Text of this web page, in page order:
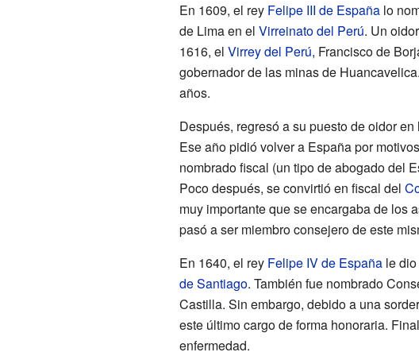
En 1609, el rey Felipe III de Españalo
de Lima en el Virreinato del Perú. Un
1616, el Virrey del Perú, Francisco de
gobernador de las minas de
años.
Después, regresó a su puesto de oidor
Ese año pidió volver a España por
nombrado fiscal (un tipo de abogado del
Poco después, se convirtió en fiscal del
muy importante que se encargaba de los
pasó a ser miembro consejero de este
En 1640, el rey Felipe IV de Españale dio
de Santiago. También fue nombrado
Castilla. Sin embargo, debido a una
este último cargo de forma honoraria.
enfermedad.